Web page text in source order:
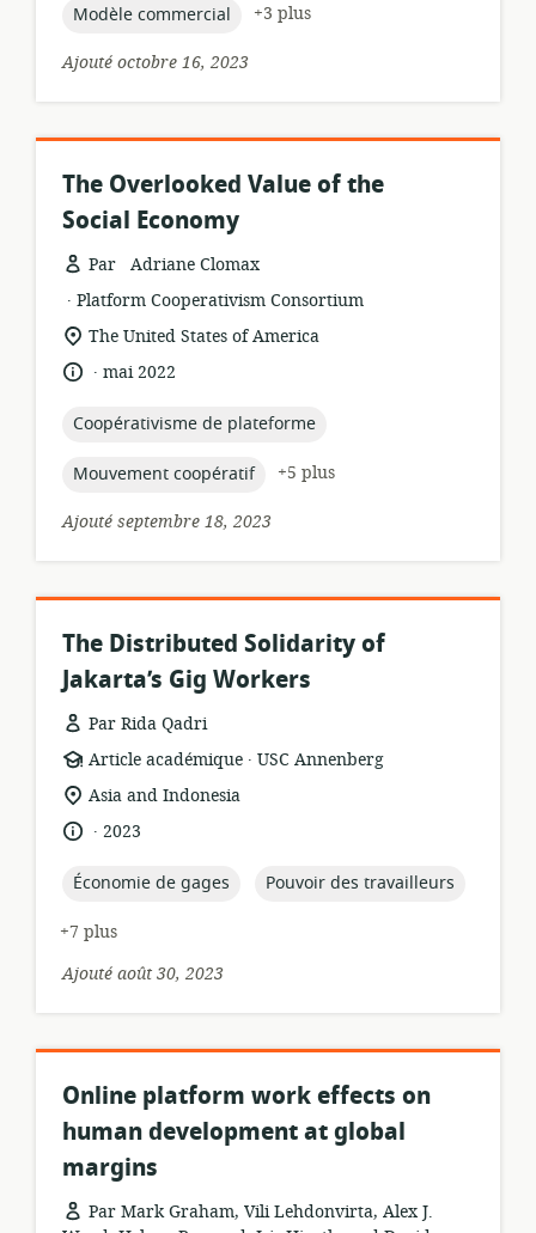
topic:
Modèle commercial
+3 plus
Ajouté octobre 16, 2023
The Overlooked Value of the
Social Economy
Par Adriane Clomax
Format
de
ressource:
.
éditeur:
Platform Cooperativism Consortium
Lieu
pertinence:
The United States of America
langue:
.
date
publication:
mai 2022
topic:
Coopérativisme de plateforme
topic:
Mouvement coopératif
+5 plus
Ajouté septembre 18, 2023
The Distributed Solidarity of
Jakarta’s Gig Workers
Par Rida Qadri
Format
de
ressource:
Article académique .
éditeur:USC Annenberg
Lieu
de
pertinence:
Asia and Indonesia
langue:
.
date
publication:
2023
topic:
Économie de gages topic:
Pouvoir des travailleurs
+7 plus
Ajouté août 30, 2023
Online platform work effects on
human development at global
margins
Par Mark Graham, Vili Lehdonvirta, Alex J.